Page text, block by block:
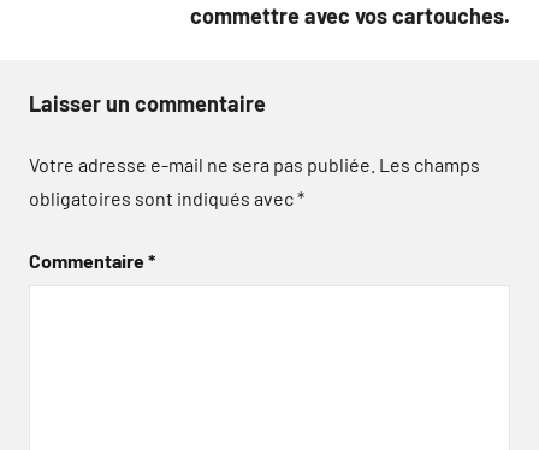
commettre avec vos cartouches.
Laisser un commentaire
Votre adresse e-mail ne sera pas publiée. Les champs
obligatoires sont indiqués avec*
Commentaire*